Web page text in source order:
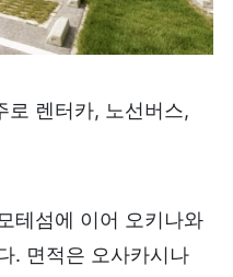
로 렌터카, 노선버스,
테섬에 이어 오키나와
. 면적은 오사카시나